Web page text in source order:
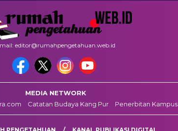
editor@rumahpengetahuan.web.id
MEDIA NETWORK
Catatan Budaya Kang Pur Penerbitan Kampus